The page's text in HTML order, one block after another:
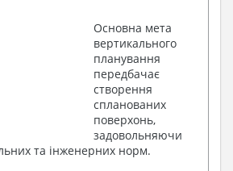
Основна мета
вертикального
планування
передбачає
створення
спланованих
поверхонь,
задовольняючи
та інженерних норм.